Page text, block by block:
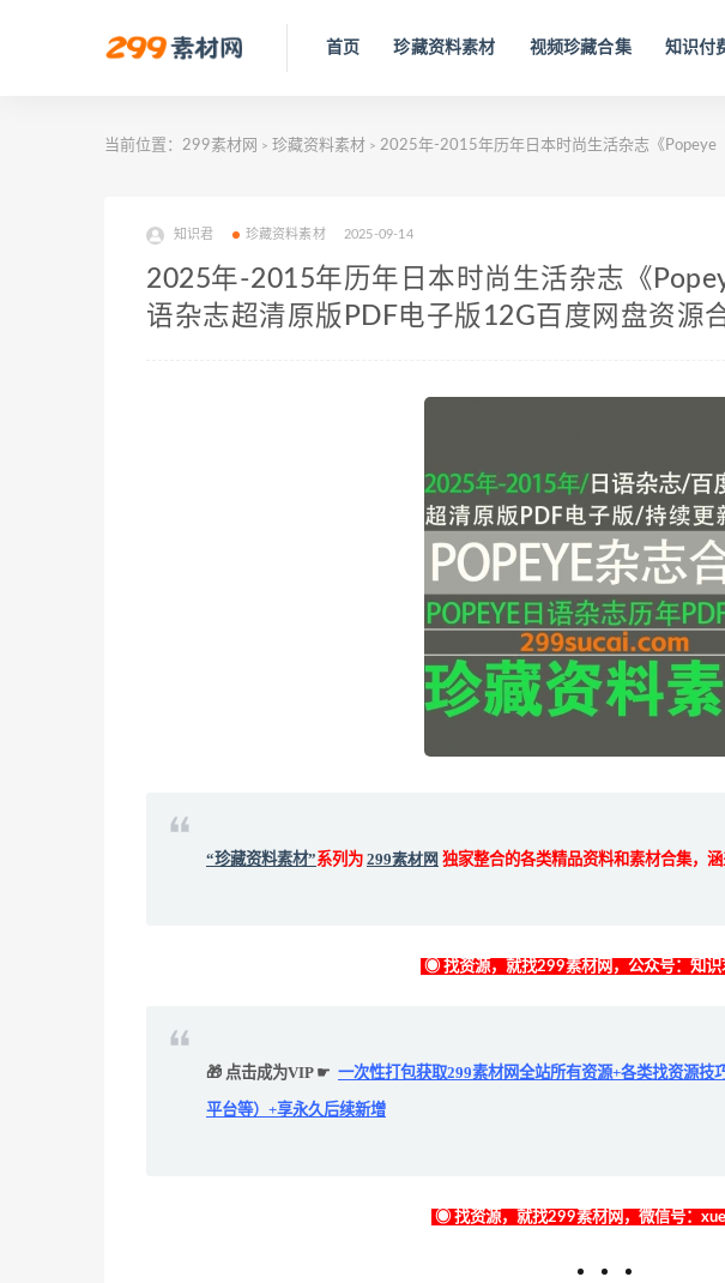
首页 珍藏资料素材 视频珍藏合集 知识付
当前位置： 299素材网 > 珍藏资料素材 > 2025年-2015年历年日本时尚生活杂志《Popeye
知识君 珍藏资料素材 2025-09-14
2025年-2015年历年日本时尚生活杂志《
语杂志超清原版PDF电子版12G百度网盘资源
“珍藏资料素材”系列为 299素材网 独家整合的各类精品资料和素材合集，
◉ 找资源，就找299素材网，公众号：知识
🎁 点击成为VIP ☛ 一次性打包获取299素材网全站所有资源+各类找资源
平台等）+享永久后续新增
◉ 找资源，就找299素材网，微信号：